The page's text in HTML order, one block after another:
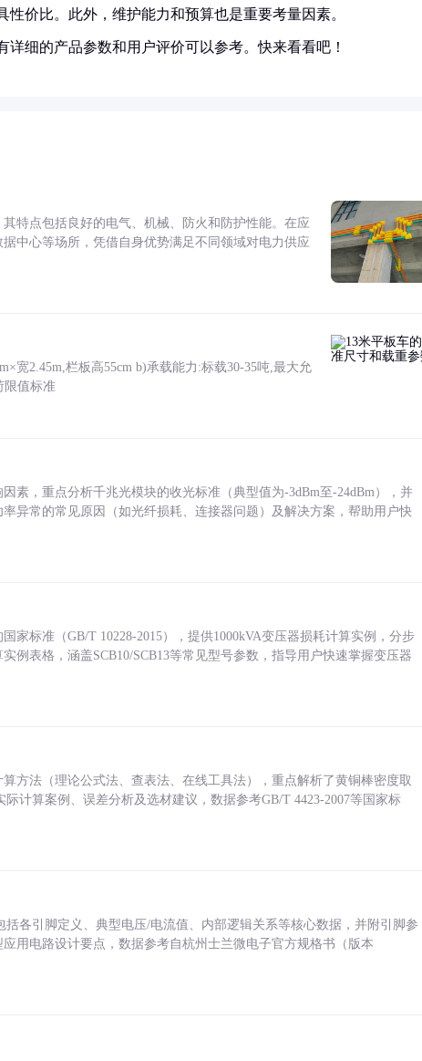
价比。此外，维护能力和预算也是重要考量因素。
细的产品参数和用户评价可以参考。快来看看吧！
特点包括良好的电气、机械、防火和防护性能。在应
中心等场所，凭借自身优势满足不同领域对电力供应
宽2.45m,栏板高55cm b)承载能力:标载30-35吨,最大允
限值标准
素，重点分析千兆光模块的收光标准（典型值为-3dBm至-24dBm），并
异常的常见原因（如光纤损耗、连接器问题）及解决方案，帮助用户快
家标准（GB/T 10228-2015），提供1000kVA变压器损耗计算实例，分步
例表格，涵盖SCB10/SCB13等常见型号参数，指导用户快速掌握变压器
方法（理论公式法、查表法、在线工具法），重点解析了黄铜棒密度取
计算案例、误差分析及选材建议，数据参考GB/T 4423-2007等国家标
括各引脚定义、典型电压/电流值、内部逻辑关系等核心数据，并附引脚参
用电路设计要点，数据参考自杭州士兰微电子官方规格书（版本